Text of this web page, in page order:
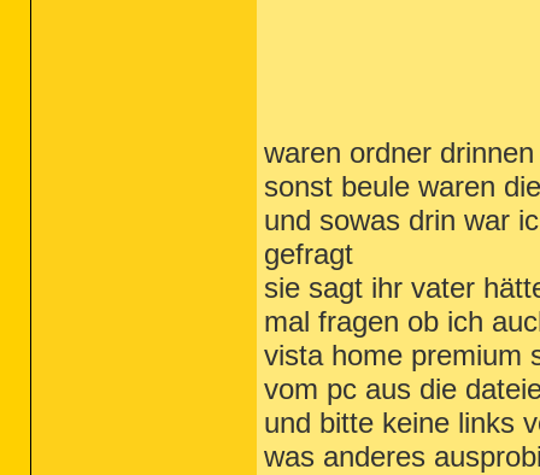
waren ordner
sonst beule waren
und sowas drin war
gefragt
sie sagt ihr vater
mal fragen ob ich
vista home premium
vom pc aus die
und bitte keine links
was anderes